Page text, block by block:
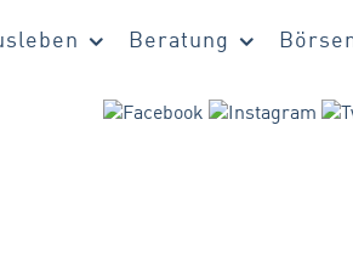
Beratung